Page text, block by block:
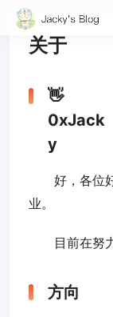
关于
👋
0xJack
y
好，各位
业。
目前在努
方向